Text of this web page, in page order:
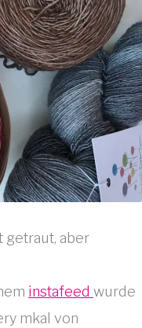
instafeed wurde
mkal von